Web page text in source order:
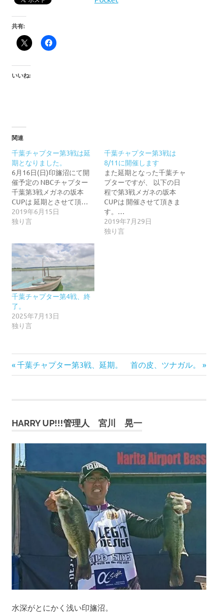
共有:
いいね:
関連
千葉チャプター第3戦は延
期となりました。
6月16日(日)印旛沼にて開
催予定の NBCチャプター
千葉第3戦メガネの坂本
CUPは 延期とさせて頂…
2019年6月15日
独り言
千葉チャプター第3戦は
8/11に開催します
また延期となった千葉チャ
プターですが、 以下の日
程で第3戦メガネの坂本
CUPは 開催させて頂きま
す。…
2019年7月29日
独り言
千葉チャプター第4戦、終
了。
2025年7月13日
独り言
投
ビ
ゲ
ー
シ
ョ
ン
前
の
千葉チャプター第3戦、延期。
次
の
首の皮、ツナガル。
HARRY UP!!!管理人 宮川 晃一
水深がとにかく浅い印旛沼。